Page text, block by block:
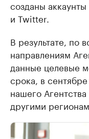
созданы
и Twitter.
В результате, по
направлениям
данные целевые
срока, в
нашего
другими